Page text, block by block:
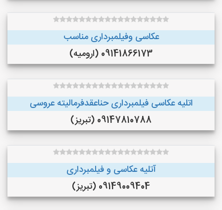
عکاسی وفیلمبرداری مناسب
09141866173 (ارومیه)
اتلیه عکاسی فیلمبرداری حناعقدفرمالیته عروسی
09147810788 (تبریز)
آتلیه عکاسی و فیلمبرداری
09149009404 (تبریز)